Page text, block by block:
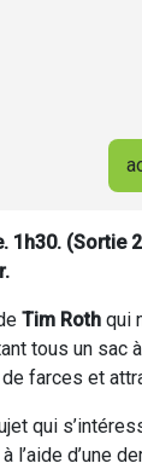
1h30. (Sortie
Tim Roth qui
tous un sac
farces et
qui
d’une